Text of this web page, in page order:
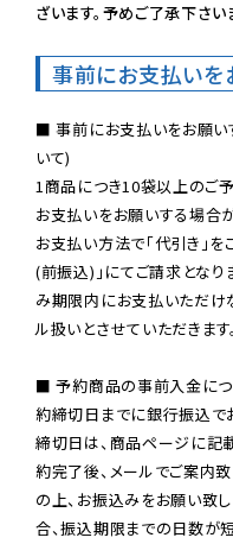
ざいます。予めご了承下さい
事前にお支払いを
■ 事前にお支払いをお願い
いて)
1商品につき10袋以上のご
お支払いをお願いする場合
お支払い方法で「代引き」
(前振込)」にてご請求となり
み期限内にお支払いただけ
ル扱いとさせていただきます。
■ 予約商品の事前入金につ
約締切日までに銀行振込で
締切日は、商品ページに記
約完了後、メールでご案内
の上、お振込みをお願い致
合、振込期限までの日数が